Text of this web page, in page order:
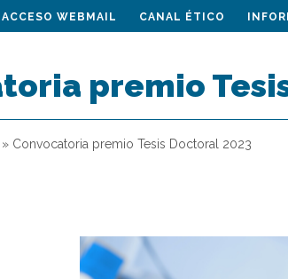
ACCESO WEBMAIL CANAL ÉTICO
premio
» Convocatoria premio Tesis Doctoral 2023